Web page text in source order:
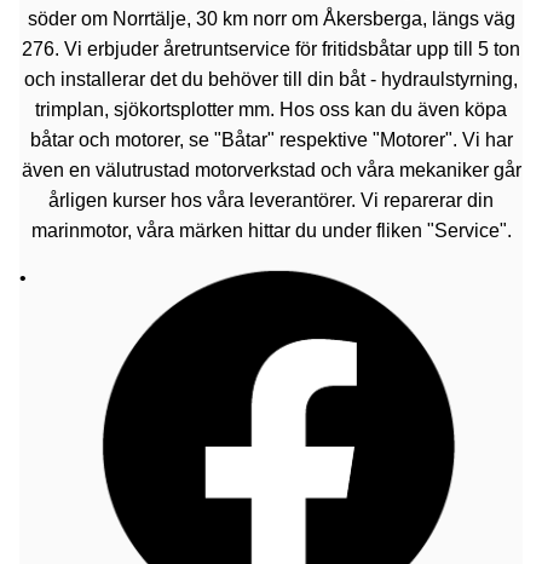
söder om Norrtälje, 30 km norr om Åkersberga, längs väg
276. Vi erbjuder åretruntservice för fritidsbåtar upp till 5 ton
och installerar det du behöver till din båt - hydraulstyrning,
trimplan, sjökortsplotter mm. Hos oss kan du även köpa
båtar och motorer, se "Båtar" respektive "Motorer". Vi har
även en välutrustad motorverkstad och våra mekaniker går
årligen kurser hos våra leverantörer. Vi reparerar din
marinmotor, våra märken hittar du under fliken "Service".